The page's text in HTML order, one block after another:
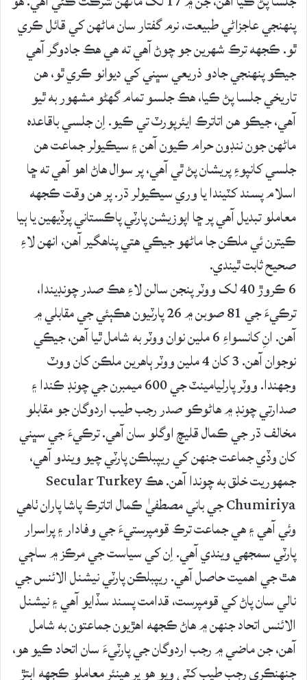
پنهنجي عاجزاڻي طبيعت، نرم گفتار سان ماڻهن کي قائل ڪري
ٿو. ڪجهه ترڪ شهرين جو چوڻ آهي ته هي هڪ جادوگر آهي
جيڪو پنهنجي جادو ذريعي سڀني کي ديوانو ڪري ٿو، هن
تاريخي جلسا پڻ ڪيا، هڪ جلسو تمام گهڻو مشهور به ٿيو
آهي، جيڪو هن اتاترڪ ايئرپورٽ تي ڪيو. اِن جلسي باقاعده
ماڻهن جون ننڊون حرام ڪيون آهن ۽ سيڪيولر جماعت هن
جلسي کانپوءِ پريشان پڻ ٿي آهي، پر سوال هاڻ اهو آهي ته ڇا
اسلام پسند کٽيندا يا وري سيڪيولر ڌر. پر هن وقت ڪجهه
معاملو تبديل آهي پر ڇا اپوزيشن پارٽي پاڪستاني پرڏيهين يا ٻيا
ڪيترن ئي ملڪن جا ماڻهو جيڪي هتي پناهگير آهن، انهن لاءِ
صحيح ثابت ٿيندي.
6 ڪروڙ 40 لک ووٽر پنجن سالن لاءِ هڪ صدر چونڊيندا،
ترڪيءَ جي 81 صوبن ۾ 26 پارٽيون هڪٻئي جي مقابلي ۾
آهن. انِ کانسواءِ 6 ملين نوان ووٽر به شامل ٿيا آهن، جيڪي
نوجوان آهن. 3 کان 4 ملين ووٽر ٻاهرين ملڪن کان ووٽ
وجهندا. ووٽر پارليامينٽ جي 600 ميمبرن جي چونڊ ڪندا ۽
صدارتي چونڊ ۾ هاڻوڪو صدر رجب طيب اردوگان جو مقابلو
مخالف ڌر جي ڪمال قليچ اوگلو سان آهي. ترڪيءَ جي سڀني
کان وڏي جماعت جنهن کي ريپبلڪن پارٽي چيو ويندو آهي،
جمهوريت خلق به چوندا آهن. هڪ Secular Turkey
Chumiriya جي باني مصطفيٰ ڪمال اتاترڪ پاشا پاران ٺاهي
وئي آهي ۽ هي جماعت ترڪ قومپرستيءَ جي وفادار ۽ پراسرار
پارٽي سمجهي ويندي آهي. اِن کي سياست جي مرڪز ۾ ساڄي
هٿ جي اهميت حاصل آهي. ريپبلڪن پارٽي نيشنل الائنس جي
نالي سان پاڻ کي قومپرست، قدامت پسند سڏايو آهي ۽ نيشنل
الائنس اتحاد جنهن ۾ هاڻ ڪجهه اهڙيون جماعتون به شامل
آهن، جن ماضي ۾ رجب اردوگان جي پارٽيءَ سان اتحاد ڪيو هو،
جنهنڪري رجب طيب کٽي ويو هو پر هينئر معاملو ڪجهه ابتڙ